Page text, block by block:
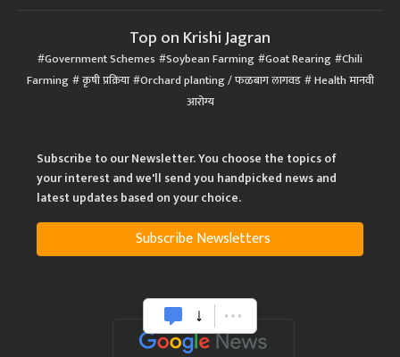
Top on Krishi Jagran
Government Schemes Soybean Farming Goat Rearing Chili
Farming कृषी प्रक्रिया Orchard planting / फळबाग लागवड Health मानवी
आरोग्य
Subscribe to our Newsletter. You choose the topics of
your interest and we'll send you handpicked news and
latest updates based on your choice.
Subscribe Newsletters